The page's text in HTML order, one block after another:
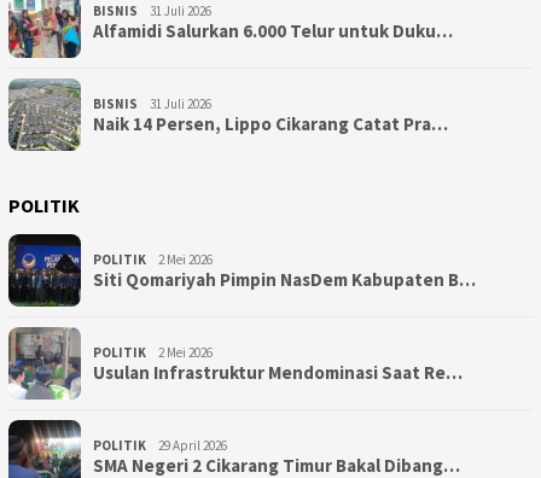
BISNIS 31 Juli 2026
Alfamidi Salurkan 6.000 Telur untuk Duku…
BISNIS 31 Juli 2026
Naik 14 Persen, Lippo Cikarang Catat Pra…
POLITIK
POLITIK 2 Mei 2026
Siti Qomariyah Pimpin NasDem Kabupaten B…
POLITIK 2 Mei 2026
Usulan Infrastruktur Mendominasi Saat Re…
POLITIK 29 April 2026
SMA Negeri 2 Cikarang Timur Bakal Dibang…